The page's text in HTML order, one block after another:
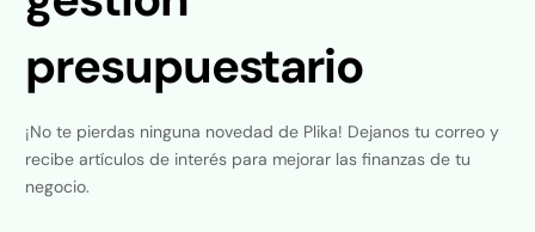
presupuestario
¡No te pierdas ninguna novedad de Plika! Dejanos tu correo y
recibe artículos de interés para mejorar las finanzas de tu
negocio.